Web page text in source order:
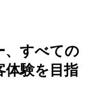
、すべての
体験を目指